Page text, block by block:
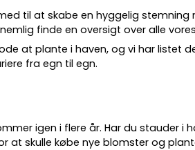
til at skabe en hyggelig stemning
finde en oversigt over alle
at plante i haven, og vi har listet
fra egn til egn.
igen i flere år. Har du stauder i
at skulle købe nye blomster og